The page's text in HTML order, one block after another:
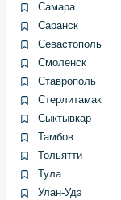
Шаг 3.
Когда радиатор
его от
прилегающих
шлангов и
Иногда замена
вентилятором
Самара
Саранск
Севастополь
Смоленск
Ставрополь
Стерлитамак
Сыктывкар
Тамбов
Тольятти
Тула
Улан-Удэ